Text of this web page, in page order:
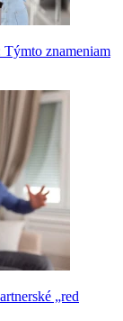
znameniam
„red